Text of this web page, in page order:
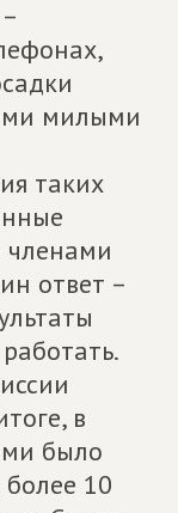
милыми
таких
членами
ответ –
в
было
10